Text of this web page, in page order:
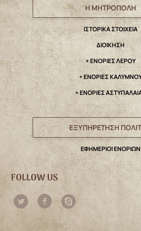
Η ΜΗΤΡΟΠΟΛΗ
IΣΤΟΡΙΚΑ ΣΤΟΙΧΕΙΑ
ΔΙΟΙΚΗΣΗ
+ ΕΝΟΡΙΕΣ ΛΕΡΟΥ
+ ΕΝΟΡΙΕΣ
+ ΕΝΟΡΙΕΣ
ΕΞΥΠΗΡΕΤΗΣΗ
ΕΦΗΜΕΡΙΟΙ ΕΝΟΡΙΩΝ
FOLLOW US